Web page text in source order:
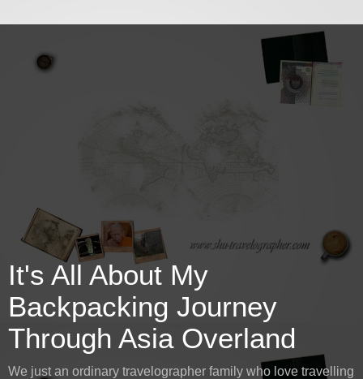
It's All About My
Backpacking Journey
Through Asia Overland
We just an ordinary travelographer family who love travelling